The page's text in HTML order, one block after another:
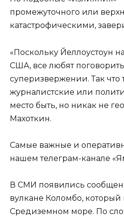
промежуточного или
катастрофическими,
«Поскольку Йеллоустоун
США, все любят
суперизвержении. Так что
журналистские или
место быть, но никак не
Махоткин.
Самые важные и
нашем телеграм-канале
В СМИ появились
вулкане Коломбо, который
Средиземном море. По